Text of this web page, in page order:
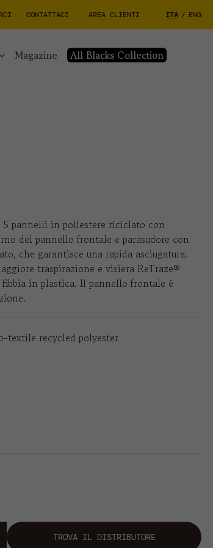
CONTATTACI AREA CLIENTI ITA / ENG
magazine All Blacks Collection
pannelli in poliestere riciclato con
del pannello frontale e parasudore con
che garantisce una rapida asciugatura.
traspirazione e visiera ReTraze®
in plastica. Il pannello frontale è
textile recycled polyester
TROVA IL DISTRIBUTORE